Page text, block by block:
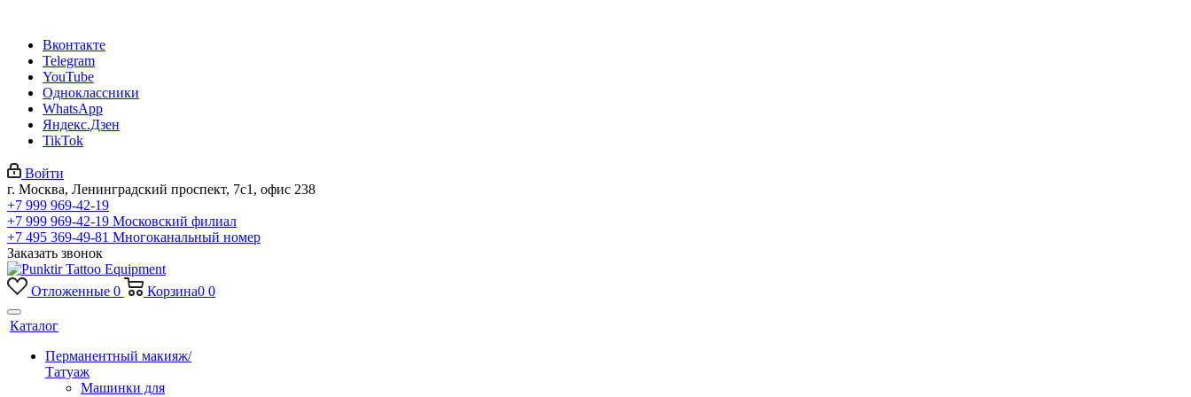
Вконтакте
Telegram
YouTube
Одноклассники
WhatsApp
Яндекс.Дзен
TikTok
Войти
г. Москва, Ленинградский проспект, 7с1, офис 238
+7 999 969-42-19
+7 999 969-42-19 Московский филиал
+7 495 369-49-81 Многоканальный номер
Заказать звонок
Отложенные 0 Корзина0 0
Каталог
Перманентный макияж/
Татуаж
Машинки для